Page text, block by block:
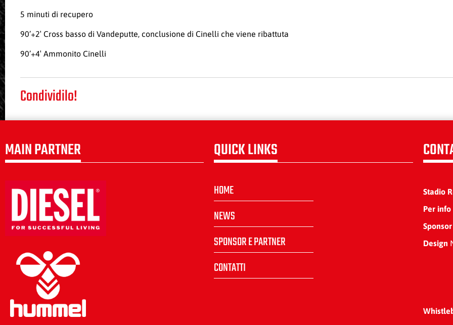
5 minuti di recupero
90’+2′ Cross basso di Vandeputte, conclusione di Cinelli che viene ribattuta
90’+4′ Ammonito Cinelli
Condividilo!
MAIN PARTNER QUICK LINKS
HOME
NEWS
SPONSOR E PARTNER
CONTATTI
Stadio
Per info
Design